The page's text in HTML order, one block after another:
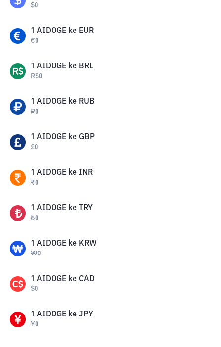
$0
1 AIDOGE ke EUR
€0
1 AIDOGE ke BRL
R$0
1 AIDOGE ke RUB
₽0
1 AIDOGE ke GBP
£0
1 AIDOGE ke INR
₹0
1 AIDOGE ke TRY
₺0
1 AIDOGE ke KRW
₩0
1 AIDOGE ke CAD
$0
1 AIDOGE ke JPY
¥0